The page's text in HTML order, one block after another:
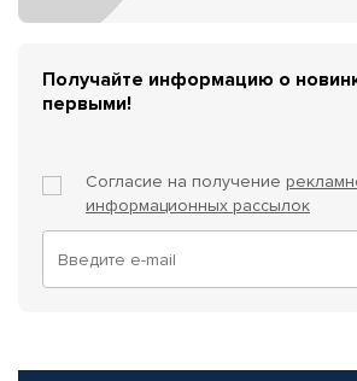
Получайте информацию о
первыми!
Согласие на получение
информационных рассылок